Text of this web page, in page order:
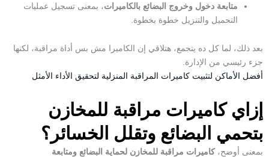
متابعة دخول وخروج البضائع بالكاميرات، بمعنى تسجيل عمليات
التحميل والتنزيل خطوة بخطوة.
بعد ذلك، لما كل ده يتجمع، هتلاقي إن الكاميرا مش بس أداة مراقبة، لكنها
جزء رئيسي من الإدارة.
أفضل الأماكن لتثبيت كاميرات المراقبة المنزلية لتحقيق الأداء الأمثل
إزاي كاميرات مراقبة للمخازن
بتحمي البضائع وتقلل الخسائر؟
بمعنى أوضح،كاميرات مراقبة للمخازن لحماية البضائع ومتابعة